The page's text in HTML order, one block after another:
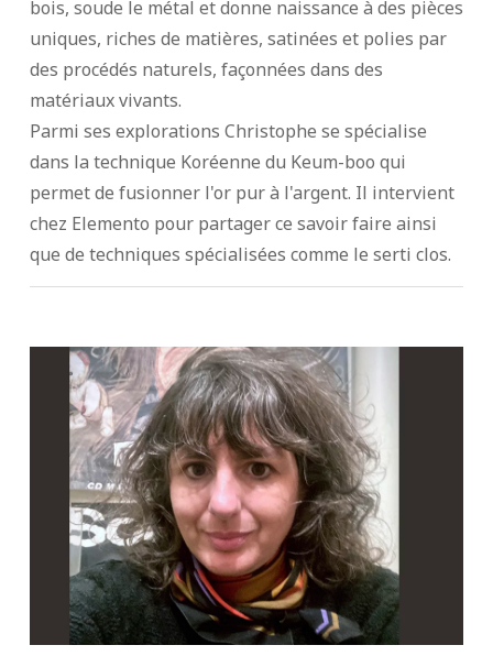
bois, soude le métal et donne naissance à des pièces
uniques, riches de matières, satinées et polies par
des procédés naturels, façonnées dans des
matériaux vivants.
Parmi ses explorations Christophe se spécialise
dans la technique Koréenne du Keum-boo qui
permet de fusionner l'or pur à l'argent. Il intervient
chez Elemento pour partager ce savoir faire ainsi
que de techniques spécialisées comme le serti clos.